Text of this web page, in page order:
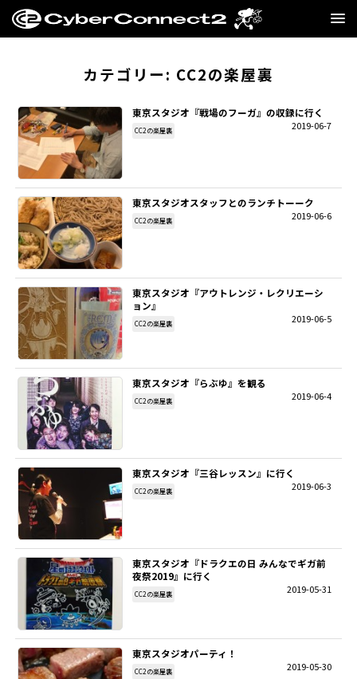
MANGA・NOVEL
CC2STORE
COMPANY
RECRUIT
SITEMAP
カテゴリー: CC2の楽屋裏
東京スタジオ『戦場のフーガ』の収録に行く
2019-06-7
CC2の楽屋裏
東京スタジオスタッフとのランチトーーク
2019-06-6
CC2の楽屋裏
東京スタジオ『アウトレンジ・レクリエーシ
ョン』
2019-06-5
CC2の楽屋裏
東京スタジオ『らぶゆ』を観る
2019-06-4
CC2の楽屋裏
東京スタジオ『三谷レッスン』に行く
2019-06-3
CC2の楽屋裏
東京スタジオ『ドラクエの日 みんなでギガ前
夜祭2019』に行く
2019-05-31
CC2の楽屋裏
東京スタジオパーティ！
2019-05-30
CC2の楽屋裏